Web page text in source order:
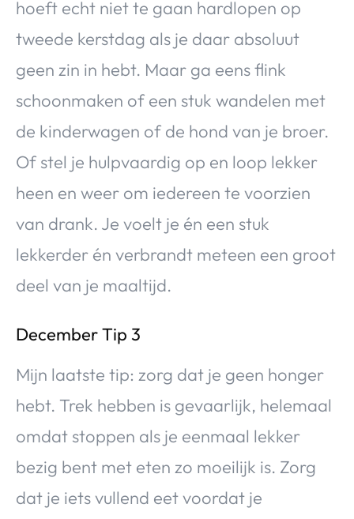
hoeft echt niet te gaan hardlopen op
tweede kerstdag als je daar absoluut
geen zin in hebt. Maar ga eens flink
schoonmaken of een stuk wandelen met
de kinderwagen of de hond van je broer.
Of stel je hulpvaardig op en loop lekker
heen en weer om iedereen te voorzien
van drank. Je voelt je én een stuk
lekkerder én verbrandt meteen een groot
deel van je maaltijd.
December Tip 3
Mijn laatste tip: zorg dat je geen honger
hebt. Trek hebben is gevaarlijk, helemaal
omdat stoppen als je eenmaal lekker
bezig bent met eten zo moeilijk is. Zorg
dat je iets vullend eet voordat je